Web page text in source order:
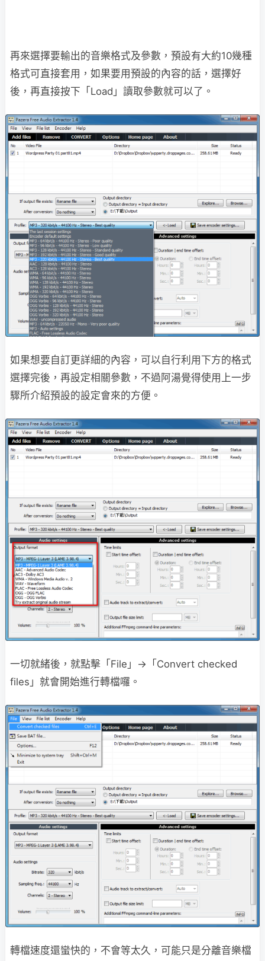
再來選擇要輸出的音樂格式及參數，預設有大約10幾種
格式可直接套用，如果要用預設的內容的話，選擇好
後，再直接按下「Load」讀取參數就可以了。
如果想要自訂更詳細的內容，可以自行利用下方的格式
選擇完後，再設定相關參數，不過阿湯覺得使用上一步
驟所介紹預設的設定會來的方便。
一切就緒後，就點擊「File」→「Convert checked
files」就會開始進行轉檔囉。
轉檔速度還蠻快的，不會等太久，可能只是分離音樂檔